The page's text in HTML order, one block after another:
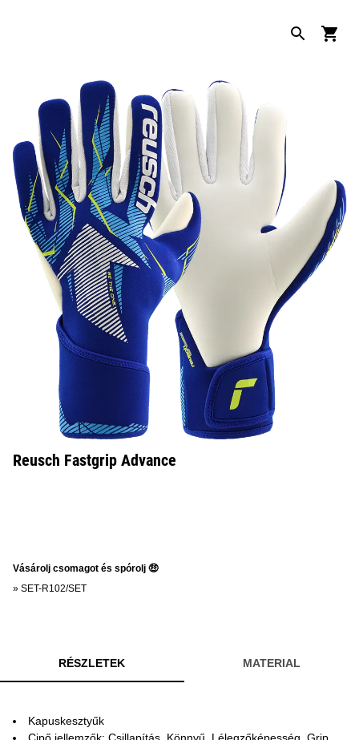
Reusch Fastgrip Advance
Vásárolj csomagot és spórolj 🤑
» SET-R102/SET
RÉSZLETEK MATERIAL
Kapuskesztyűk